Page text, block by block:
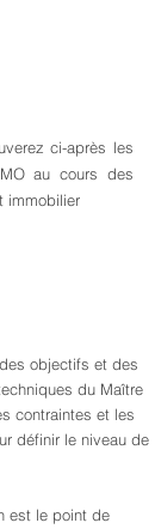
ci-après les
au cours des
immobilier
objectifs et des
du Maître
contraintes et les
définir le niveau de
est le point de